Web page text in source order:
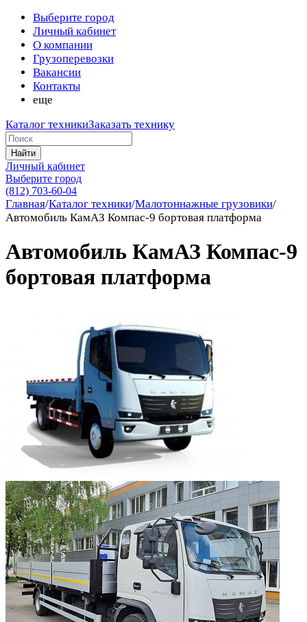
Выберите город
Личный кабинет
О компании
Грузоперевозки
Вакансии
Контакты
еще
Каталог техникиЗаказать технику
Найти
Личный кабинет
Выберите город
(812) 703-60-04
Главная/Каталог техники/Малотоннажные грузовики/
Автомобиль КамАЗ Компас-9 бортовая платформа
Автомобиль КамАЗ Компас-9
бортовая платформа